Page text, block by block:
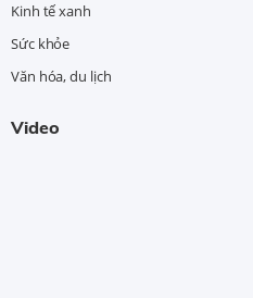
Kinh tế xanh
Sức khỏe
Văn hóa, du lịch
Video